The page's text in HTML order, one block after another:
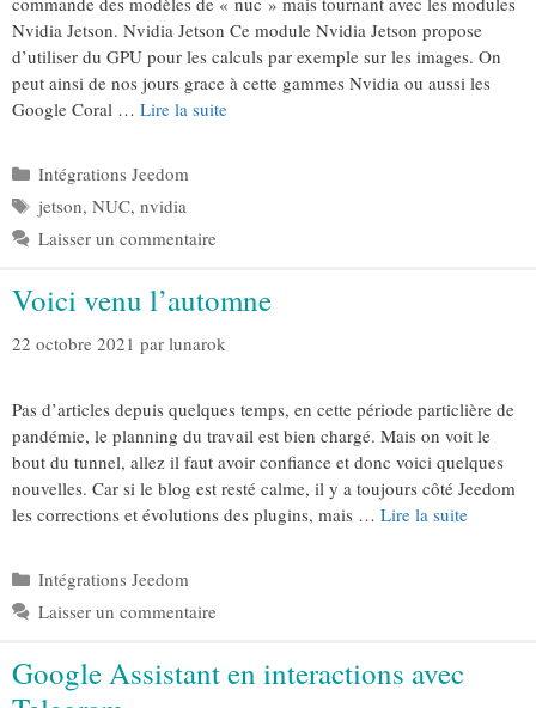
Nvidia Jetson. Nvidia Jetson Ce module Nvidia Jetson propose
d’utiliser du GPU pour les calculs par exemple sur les images. On
peut ainsi de nos jours grace à cette gammes Nvidia ou aussi les
Google Coral … Lire la suite
Catégories
Intégrations Jeedom
Étiquettes
jetson, NUC, nvidia
Laisser un commentaire
Voici venu l’automne
22 octobre 2021 par lunarok
Pas d’articles depuis quelques temps, en cette période particlière de
pandémie, le planning du travail est bien chargé. Mais on voit le
bout du tunnel, allez il faut avoir confiance et donc voici quelques
nouvelles. Car si le blog est resté calme, il y a toujours côté Jeedom
les corrections et évolutions des plugins, mais … Lire la suite
Catégories
Intégrations Jeedom
Laisser un commentaire
Google Assistant en interactions avec